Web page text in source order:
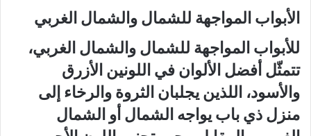
الأبواب المواجهة للشمال والشمال الغربي
للأبواب المواجهة للشمال والشمال الغربي،
تتمثّل أفضل الألوان في اللونين الأزرق
والأسود، اللذين يجلبان الثروة والرخاء إلى
منزل ذي باب يواجه الشمال أو الشمال